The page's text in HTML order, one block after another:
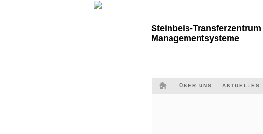
Steinbeis-Transferzentrum
Managementsysteme
ÜBER UNS AKTUELLES